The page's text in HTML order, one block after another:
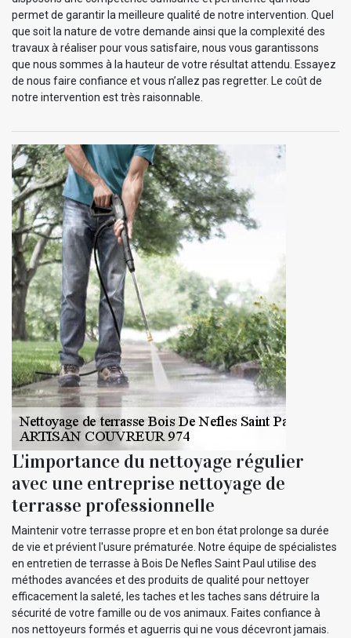
permet de garantir la meilleure qualité de notre intervention. Quel
que soit la nature de votre demande ainsi que la complexité des
travaux à réaliser pour vous satisfaire, nous vous garantissons
que nous sommes à la hauteur de votre résultat attendu. Essayez
de nous faire confiance et vous n’allez pas regretter. Le coût de
notre intervention est très raisonnable.
L'importance du nettoyage régulier
avec une entreprise nettoyage de
terrasse professionnelle
Maintenir votre terrasse propre et en bon état prolonge sa durée
de vie et prévient l'usure prématurée. Notre équipe de spécialistes
en entretien de terrasse à Bois De Nefles Saint Paul utilise des
méthodes avancées et des produits de qualité pour nettoyer
efficacement la saleté, les taches et les taches sans détruire la
sécurité de votre famille ou de vos animaux. Faites confiance à
nos nettoyeurs formés et aguerris qui ne vous décevront jamais.